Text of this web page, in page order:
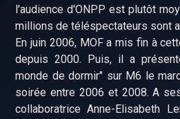
l'audience d'ONPP est plutôt
millions de téléspectateurs sont
En juin 2006, MOF a mis fin à
depuis 2000. Puis, il a
monde de dormir" sur M6 le
soirée entre 2006 et 2008. A
collaboratrice Anne-Elisabeth